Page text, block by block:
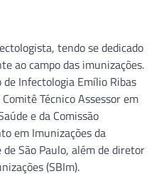
tendo se dedicado
ao campo das imunizações.
Infectologia Emílio Ribas
Técnico Assessor em
e da Comissão
em Imunizações da
São Paulo, além de diretor
(SBIm).